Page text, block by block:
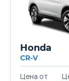
Honda
CR-V